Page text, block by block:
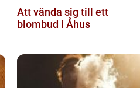
Att vända sig till ett
blombud i Åhus